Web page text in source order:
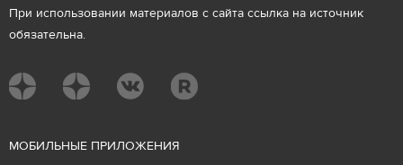
При использовании материалов с сайта ссылка на источник
обязательна.
МОБИЛЬНЫЕ ПРИЛОЖЕНИЯ